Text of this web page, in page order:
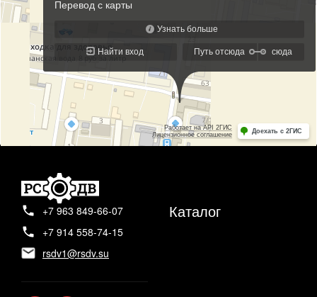
+7 963 849-66-07
+7 914 558-74-15
rsdv1@rsdv.su
Каталог